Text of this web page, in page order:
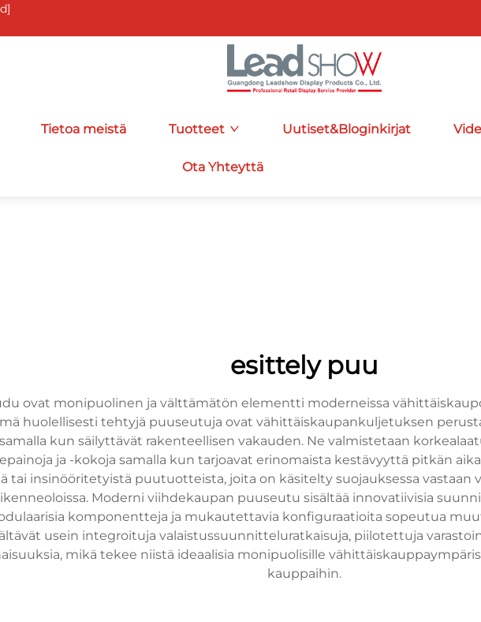
Tietoa meistä Tuotteet Uutiset&Bloginkirjat
Ota Yhteyttä
esittely puu
ovat monipuolinen ja välttämätön elementti moderneissa
huolellisesti tehtyjä puuseutuja ovat vähittäiskaupankuljetuksen
kun säilyttävät rakenteellisen vakauden. Ne valmistetaan
ja -kokoja samalla kun tarjoavat erinomaista kestävyyttä pitkän
tai insinööritetyistä puutuotteista, joita on käsitelty suojauksessa vastaan
Moderni viihdekaupan puuseutu sisältää innovatiivisia
komponentteja ja mukautettavia konfiguraatioita sopeutua
usein integroituja valaistussuunnitteluratkaisuja, piilotettuja
mikä tekee niistä ideaalisia monipuolisille
kauppaihin.